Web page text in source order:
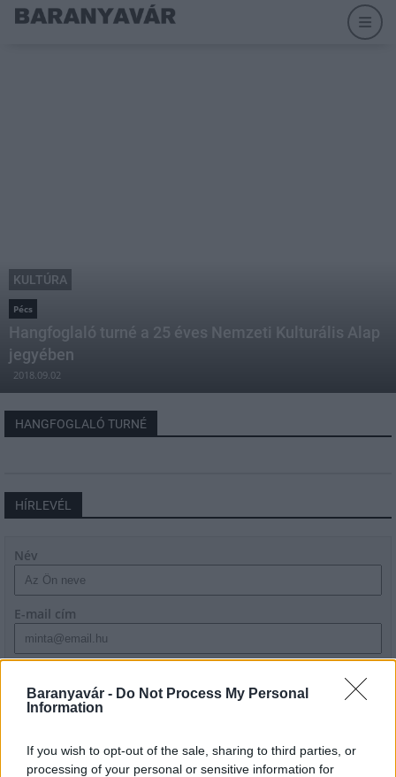
Baranyavár - Do Not Process My Personal
Information
If you wish to opt-out of the sale, sharing to third parties, or
processing of your personal or sensitive information for
KULTÚRA
Pécs
Hangfoglaló turné a 25 éves Nemzeti Kulturális Alap
jegyében
2018.09.02
HANGFOGLALÓ TURNÉ
HÍRLEVÉL
Név
E-mail cím
szabályzatot!